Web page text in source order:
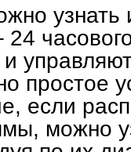
узнать
24
простое
если
можно